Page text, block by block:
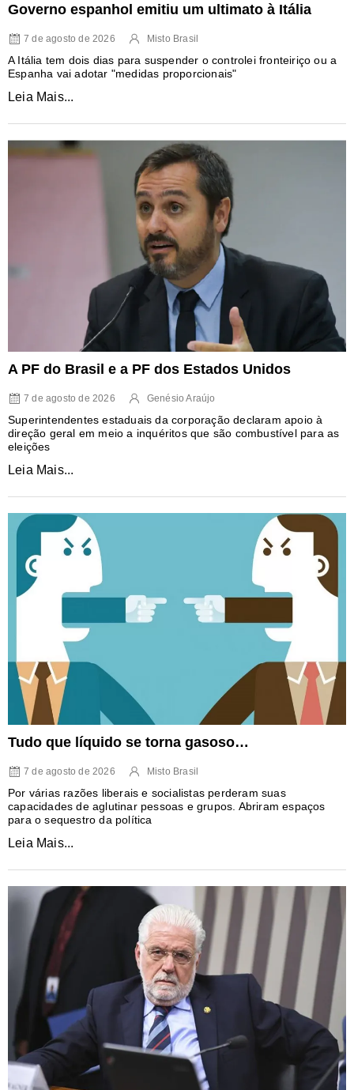
Governo espanhol emitiu um ultimato à Itália
7 de agosto de 2026 Misto Brasil
A Itália tem dois dias para suspender o controlei fronteiriço ou a
Espanha vai adotar "medidas proporcionais"
Leia Mais...
A PF do Brasil e a PF dos Estados Unidos
7 de agosto de 2026 Genésio Araújo
Superintendentes estaduais da corporação declaram apoio à
direção geral em meio a inquéritos que são combustível para as
eleições
Leia Mais...
Tudo que líquido se torna gasoso…
7 de agosto de 2026 Misto Brasil
Por várias razões liberais e socialistas perderam suas
capacidades de aglutinar pessoas e grupos. Abriram espaços
para o sequestro da política
Leia Mais...